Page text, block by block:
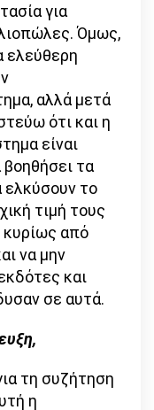
για
Όμως,
ελεύθερη
αλλά μετά
ότι και η
είναι
τα
ελκύσουν το
τιμή τους
κυρίως από
να μην
και
σε αυτά.
τη συζήτηση
η